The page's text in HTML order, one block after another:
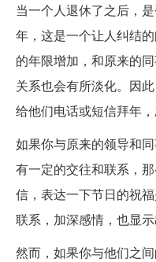
当一个人退休了之后，
年，这是一个让人纠结
的年限增加，和原来的
关系也会有所淡化。因
给他们电话或短信拜年
如果你与原来的领导和
有一定的交往和联系，
信，表达一下节日的祝
联系，加深感情，也显示
然而，如果你与他们之